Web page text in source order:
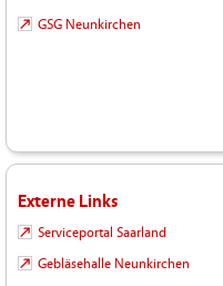
GSG Neunkirchen
Externe Links
Serviceportal Saarland
Gebläsehalle Neunkirchen